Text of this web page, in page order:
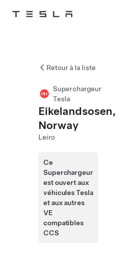
Tesla
Retour à la liste
Superchargeur
Tesla
Eikelandsosen,
Norway
Leiro
Ce
Superchargeur
est ouvert aux
véhicules Tesla
et aux autres
VE
compatibles
CCS